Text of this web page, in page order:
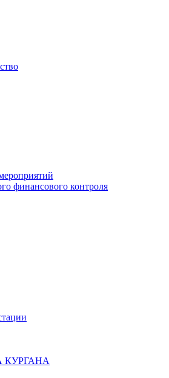
финансового контроля